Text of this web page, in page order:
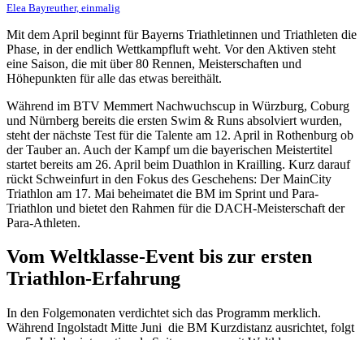
Elea Bayreuther, einmalig
Mit dem April beginnt für Bayerns Triathletinnen und Triathleten die
Phase, in der endlich Wettkampfluft weht. Vor den Aktiven steht
eine Saison, die mit über 80 Rennen, Meisterschaften und
Höhepunkten für alle das etwas bereithält.
Während im BTV Memmert Nachwuchscup in Würzburg, Coburg
und Nürnberg bereits die ersten Swim & Runs absolviert wurden,
steht der nächste Test für die Talente am 12. April in Rothenburg ob
der Tauber an. Auch der Kampf um die bayerischen Meistertitel
startet bereits am 26. April beim Duathlon in Krailling. Kurz darauf
rückt Schweinfurt in den Fokus des Geschehens: Der MainCity
Triathlon am 17. Mai beheimatet die BM im Sprint und Para-
Triathlon und bietet den Rahmen für die DACH-Meisterschaft der
Para-Athleten.
Vom Weltklasse-Event bis zur ersten
Triathlon-Erfahrung
In den Folgemonaten verdichtet sich das Programm merklich.
Während Ingolstadt Mitte Juni die BM Kurzdistanz ausrichtet, folgt